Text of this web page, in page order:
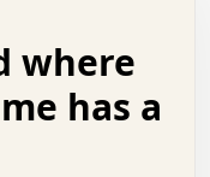
.   .   :   .
.   .   .   +
.   o   .   .
.   :   .   .   o
o   .   .   .
where
has a